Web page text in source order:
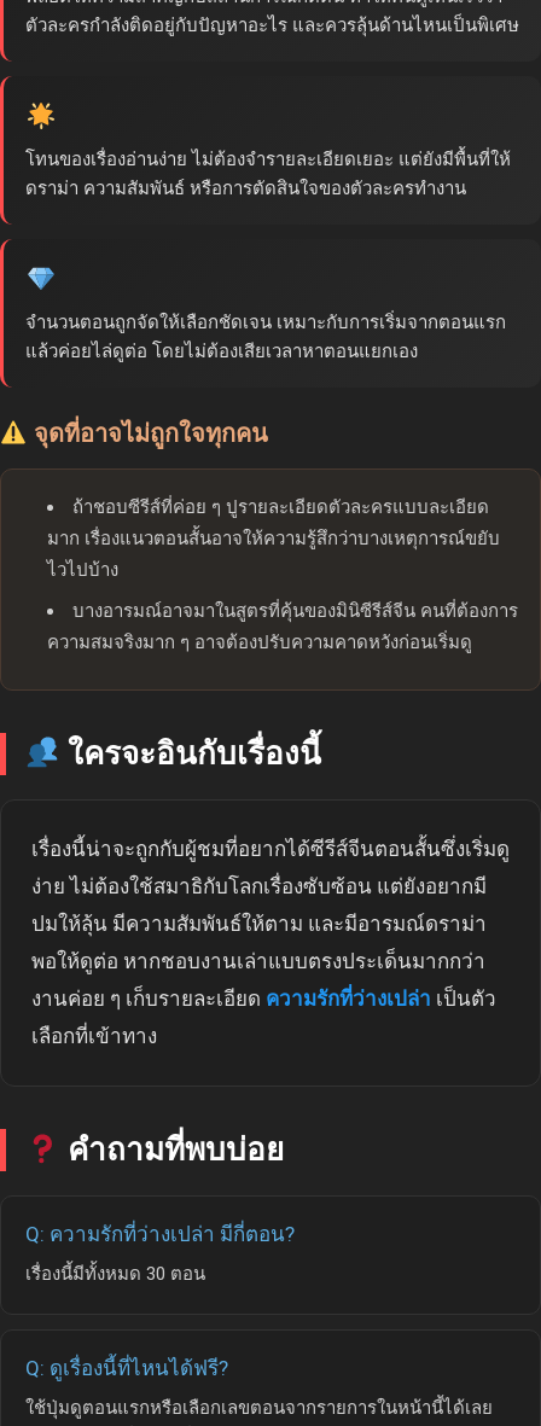
ตัวละครกำลังติดอยู่กับปัญหาอะไร และควรลุ้นด้านไหนเป็นพิเศษ
โทนของเรื่องอ่านง่าย ไม่ต้องจำรายละเอียดเยอะ แต่ยังมีพื้นที่ให้
ดราม่า ความสัมพันธ์ หรือการตัดสินใจของตัวละครทำงาน
จำนวนตอนถูกจัดให้เลือกชัดเจน เหมาะกับการเริ่มจากตอนแรก
แล้วค่อยไล่ดูต่อ โดยไม่ต้องเสียเวลาหาตอนแยกเอง
จุดที่อาจไม่ถูกใจทุกคน
ถ้าชอบซีรีส์ที่ค่อย ๆ ปูรายละเอียดตัวละครแบบละเอียด
มาก เรื่องแนวตอนสั้นอาจให้ความรู้สึกว่าบางเหตุการณ์ขยับ
ไวไปบ้าง
บางอารมณ์อาจมาในสูตรที่คุ้นของมินิซีรีส์จีน คนที่ต้องการ
ความสมจริงมาก ๆ อาจต้องปรับความคาดหวังก่อนเริ่มดู
ใครจะอินกับเรื่องนี้
เรื่องนี้น่าจะถูกกับผู้ชมที่อยากได้ซีรีส์จีนตอนสั้นซึ่งเริ่มดู
ง่าย ไม่ต้องใช้สมาธิกับโลกเรื่องซับซ้อน แต่ยังอยากมี
ปมให้ลุ้น มีความสัมพันธ์ให้ตาม และมีอารมณ์ดราม่า
พอให้ดูต่อ หากชอบงานเล่าแบบตรงประเด็นมากกว่า
งานค่อย ๆ เก็บรายละเอียด ความรักที่ว่างเปล่า เป็นตัว
เลือกที่เข้าทาง
คำถามที่พบบ่อย
Q: ความรักที่ว่างเปล่า มีกี่ตอน?
เรื่องนี้มีทั้งหมด 30 ตอน
Q: ดูเรื่องนี้ที่ไหนได้ฟรี?
ใช้ปุ่มดูตอนแรกหรือเลือกเลขตอนจากรายการในหน้านี้ได้เลย